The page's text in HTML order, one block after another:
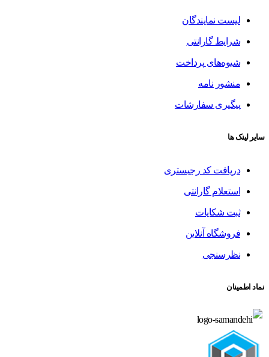
لیست نمایندگان
شرایط گارانتی
شیوه‌های پرداخت
منشور نامه
پیگیری سفارشات
سایر لینک ها
دریافت کد رجیستری
استعلام گارانتی
ثبت شکایات
فروشگاه آنلاین
نظرسنجی
نماد اطمینان